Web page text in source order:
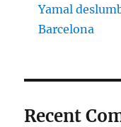
Yamal
Barcelona
Recent